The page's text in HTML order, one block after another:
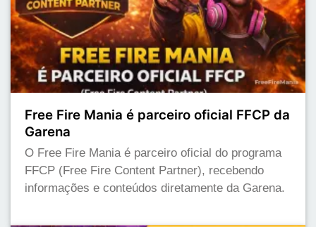
Free Fire Mania é parceiro oficial FFCP da
Garena
O Free Fire Mania é parceiro oficial do programa
FFCP (Free Fire Content Partner), recebendo
informações e conteúdos diretamente da Garena.